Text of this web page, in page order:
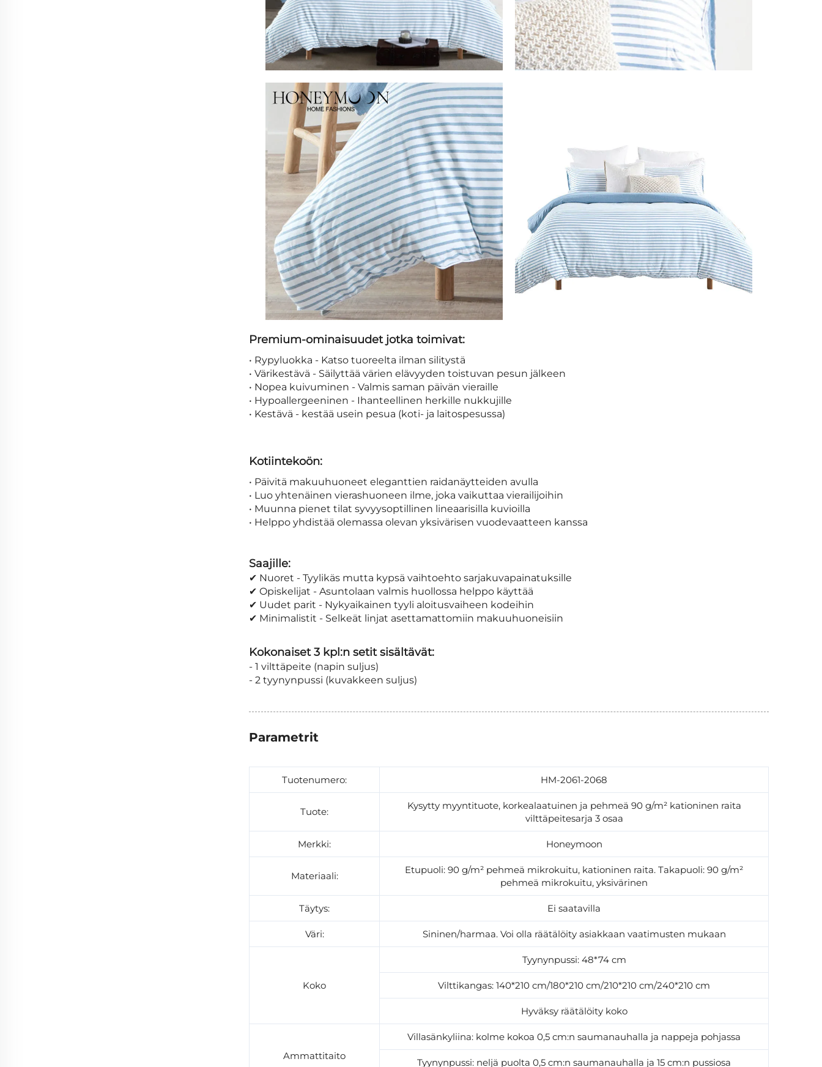
Premium-ominaisuudet jotka toimivat:
• Rypyluokka - Katso tuoreelta ilman silitystä
• Värikestävä - Säilyttää värien elävyyden toistuvan pesun jälkeen
• Nopea kuivuminen - Valmis saman päivän vieraille
• Hypoallergeeninen - Ihanteellinen herkille nukkujille
• Kestävä - kestää usein pesua (koti- ja laitospesussa)
Kotiintekoön:
• Päivitä makuuhuoneet eleganttien raidanäytteiden avulla
• Luo yhtenäinen vierashuoneen ilme, joka vaikuttaa vierailijoihin
• Muunna pienet tilat syvyysoptillinen lineaarisilla kuvioilla
• Helppo yhdistää olemassa olevan yksivärisen vuodevaatteen kanssa
Saajille:
✔ Nuoret - Tyylikäs mutta kypsä vaihtoehto sarjakuvapainatuksille
✔ Opiskelijat - Asuntolaan valmis huollossa helppo käyttää
✔ Uudet parit - Nykyaikainen tyyli aloitusvaiheen kodeihin
✔ Minimalistit - Selkeät linjat asettamattomiin makuuhuoneisiin
Kokonaiset 3 kpl:n setit sisältävät:
- 1 vilttäpeite (napin suljus)
- 2 tyynynpussi (kuvakkeen suljus)
Parametrit
Tuotenumero: HM-2061-2068
Tuote:
Kysytty myyntituote, korkealaatuinen ja pehmeä 90 g/m² kationinen raita
vilttäpeitesarja 3 osaa
Merkki: Honeymoon
Materiaali:
Etupuoli: 90 g/m² pehmeä mikrokuitu, kationinen raita. Takapuoli: 90 g/m²
pehmeä mikrokuitu, yksivärinen
Täytys: Ei saatavilla
Väri: Sininen/harmaa. Voi olla räätälöity asiakkaan vaatimusten mukaan
Koko
Tyynynpussi: 48*74 cm
Vilttikangas: 140*210 cm/180*210 cm/210*210 cm/240*210 cm
Hyväksy räätälöity koko
Ammattitaito
Villasänkyliina: kolme kokoa 0,5 cm:n saumanauhalla ja nappeja pohjassa
Tyynynpussi: neljä puolta 0,5 cm:n saumanauhalla ja 15 cm:n pussiosa